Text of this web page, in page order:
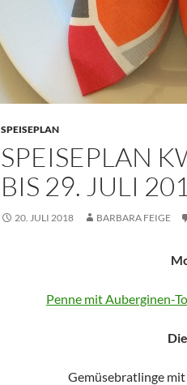
SPEISEPLAN
SPEISEPLAN
BIS 29. JULI
20. JULI 2018 BARBARA FEIGE
Penne mit Auberginen-
Gemüsebratlinge